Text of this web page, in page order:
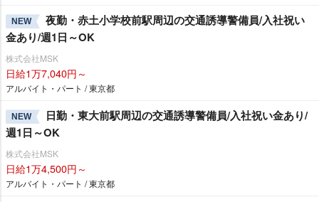
NEW
夜勤・赤土小学校前駅周辺の交通誘導警備員/入社祝い
金あり/週1日～OK
株式会社MSK
日給1万7,040円～
アルバイト・パート / 東京都
NEW
日勤・東大前駅周辺の交通誘導警備員/入社祝い金あり/
週1日～OK
株式会社MSK
日給1万4,500円～
アルバイト・パート / 東京都